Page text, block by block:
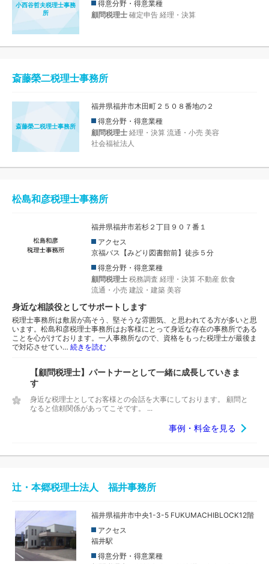
小西谷哲夫税理士事務
所
得意分野・得意業種
顧問税理士 確定申告 経理・決算
斎藤榮二税理士事務所
斎藤榮二税理士事務所
福井県福井市木田町２５０８番地の２
得意分野・得意業種
顧問税理士 経理・決算 流通・小売 美容
社会福祉法人
松島和彦税理士事務所
福井県福井市若杉２丁目９０７番１
アクセス
京福バス【みどり図書館前】徒歩５分
得意分野・得意業種
顧問税理士 税務調査 経理・決算 不動産 飲食
流通・小売 建設・建築 美容
身近な相談役としてサポートします
税理士事務所は敷居が高そう、堅そうな雰囲気、と思われてる方が多いと思
います。松島和彦税理士事務所はお客様にとって身近な存在の事務所である
ことを心がけております。一人事務所なので、資格をもった税理士が最後ま
で対応させてい… 続きを読む
【顧問税理士】パートナーとして一緒に成長していきま
す
身近な税理士としてお客様との会話を大事にしております。 顧問と
なると信頼関係があってこそです。 ...
事例・料金を見る
辻・本郷税理士法人 福井事務所
福井県福井市中央1-3-5 FUKUMACHIBLOCK12階
アクセス
福井駅
得意分野・得意業種